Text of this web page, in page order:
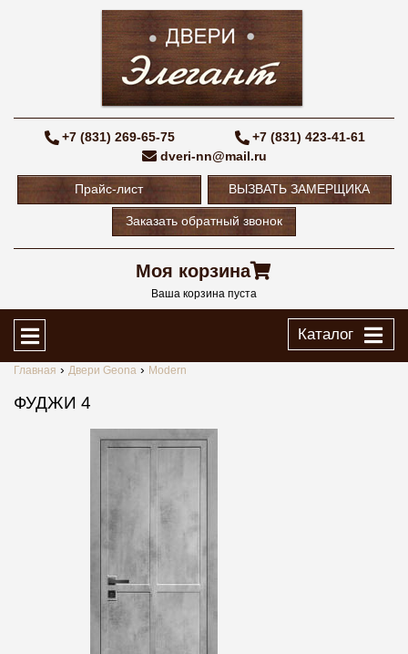
+7 (831) 269-65-75
+7 (831) 423-41-61
dveri-nn@mail.ru
Прайс-лист ВЫЗВАТЬ ЗАМЕРЩИКА
Заказать обратный звонок
Моя корзина
Ваша корзина пуста
Каталог
Главная Двери Geona Modern
ФУДЖИ 4